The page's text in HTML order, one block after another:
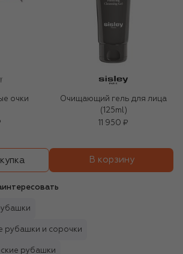
очки
Очищающий гель для лица
(125ml)
11 950 ₽
В корзину
рубашки и сорочки
рубашки